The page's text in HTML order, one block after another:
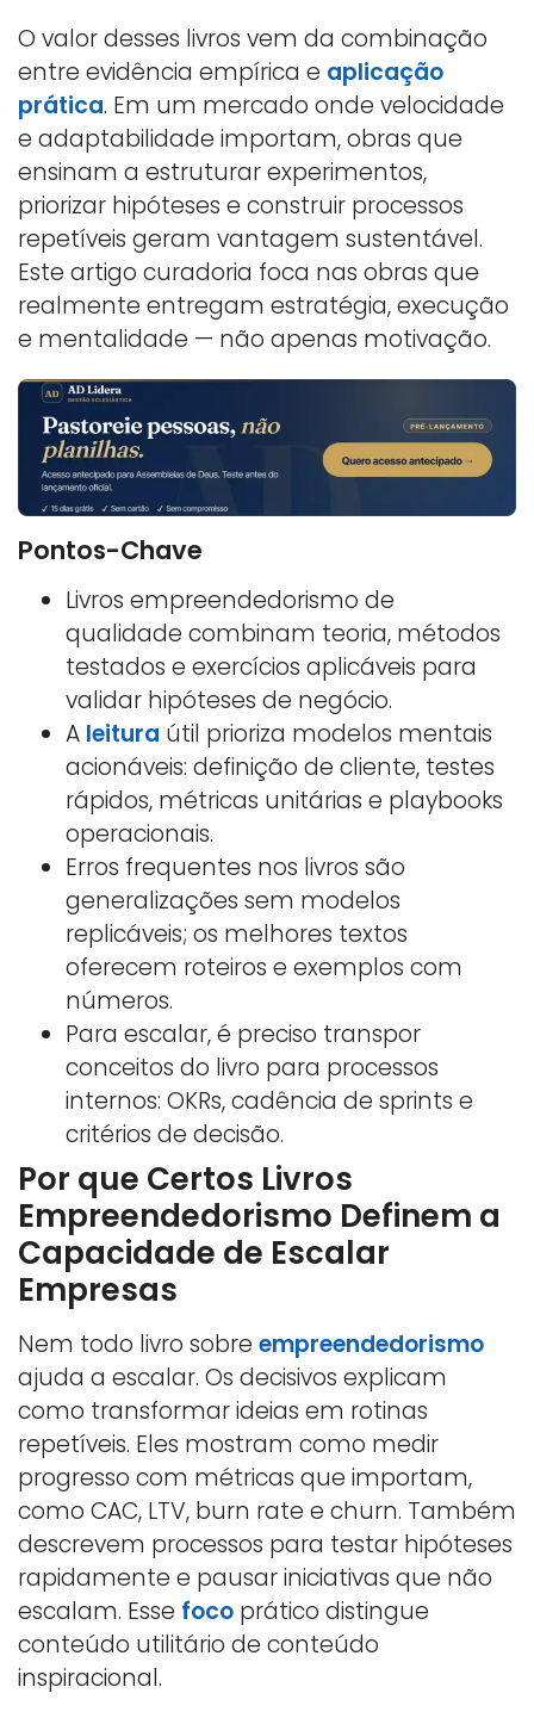
O valor desses livros vem da combinação
entre evidência empírica e aplicação
prática. Em um mercado onde velocidade
e adaptabilidade importam, obras que
ensinam a estruturar experimentos,
priorizar hipóteses e construir processos
repetíveis geram vantagem sustentável.
Este artigo curadoria foca nas obras que
realmente entregam estratégia, execução
e mentalidade — não apenas motivação.
Pontos-Chave
Livros empreendedorismo de
qualidade combinam teoria, métodos
testados e exercícios aplicáveis para
validar hipóteses de negócio.
A leitura útil prioriza modelos mentais
acionáveis: definição de cliente, testes
rápidos, métricas unitárias e playbooks
operacionais.
Erros frequentes nos livros são
generalizações sem modelos
replicáveis; os melhores textos
oferecem roteiros e exemplos com
números.
Para escalar, é preciso transpor
conceitos do livro para processos
internos: OKRs, cadência de sprints e
critérios de decisão.
Por que Certos Livros
Empreendedorismo Definem a
Capacidade de Escalar
Empresas
Nem todo livro sobre empreendedorismo
ajuda a escalar. Os decisivos explicam
como transformar ideias em rotinas
repetíveis. Eles mostram como medir
progresso com métricas que importam,
como CAC, LTV, burn rate e churn. Também
descrevem processos para testar hipóteses
rapidamente e pausar iniciativas que não
escalam. Esse foco prático distingue
conteúdo utilitário de conteúdo
inspiracional.